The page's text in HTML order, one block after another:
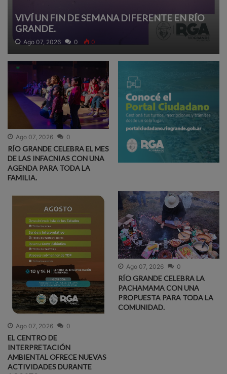
VIVÍ UN FIN DE SEMANA DIFERENTE EN RÍO
GRANDE.
Ago 07, 2026 0 0
Ago 07, 2026 0
RÍO GRANDE CELEBRA EL MES
DE LAS INFACNIAS CON UNA
AGENDA PARA TODA LA
FAMILIA.
Ago 07, 2026 0
EL CENTRO DE
INTERPRETACIÓN
AMBIENTAL OFRECE NUEVAS
ACTIVIDADES DURANTE
Ago 07, 2026 0
RÍO GRANDE CELEBRA LA
PACHAMAMA CON UNA
PROPUESTA PARA TODA LA
COMUNIDAD.